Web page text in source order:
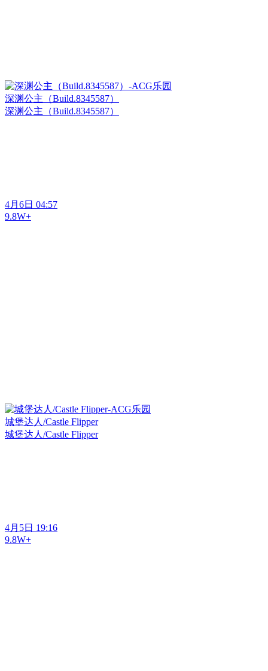
深渊公主（Build.8345587）
深渊公主（Build.8345587）
4月6日 04:57
9.8W+
城堡达人/Castle Flipper
城堡达人/Castle Flipper
4月5日 19:16
9.8W+